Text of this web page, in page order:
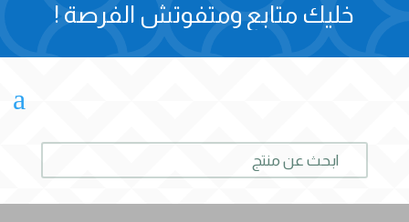
خليك متابع ومتفوتش الفرصة !
a